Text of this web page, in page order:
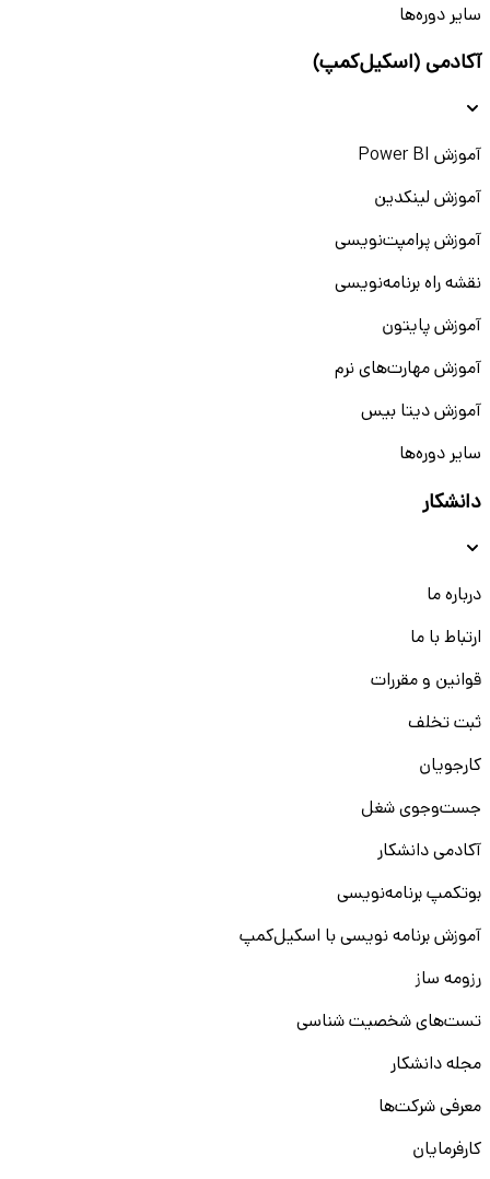
سایر دوره‌ها
آکادمی (اسکیل‌کمپ)
آموزش Power BI
آموزش لینکدین
آموزش پرامپت‌نویسی
نقشه راه برنامه‌نویسی
آموزش پایتون
آموزش مهارت‌های نرم
آموزش دیتا بیس
سایر دوره‌ها
دانشکار
درباره ما
ارتباط با ما
قوانین و مقررات
ثبت تخلف
کارجویان
جست‌و‌جوی شغل
آکادمی دانشکار
بوتکمپ برنامه‌نویسی
آموزش برنامه نویسی با اسکیل‌کمپ
رزومه ساز
تست‌های شخصیت شناسی
مجله دانشکار
معرفی شرکت‌ها
کارفرمایان